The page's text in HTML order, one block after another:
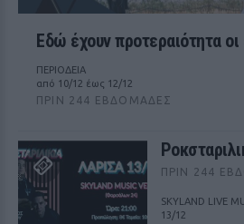
Εδώ έχουν προτεραιότητα οι
ΠΕΡΙΟΔΕΙΑ
από 10/12 έως 12/12
ΠΡΙΝ 244 ΕΒΔΟΜΆΔΕΣ
ΠΡΙΝ 244
SKYLAND LIVE
13/12